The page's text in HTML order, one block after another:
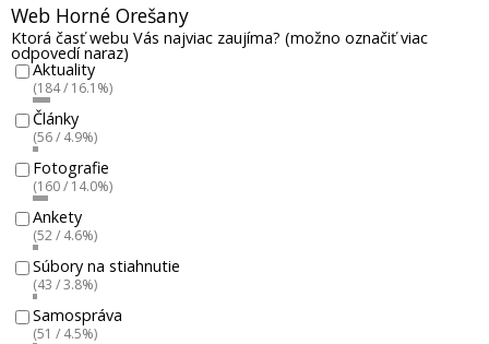
Web Horné Orešany
Ktorá časť webu Vás najviac zaujíma? (možno označiť viac
odpovedí naraz)
Aktuality
(184 / 16.1%)
Články
(56 / 4.9%)
Fotografie
(160 / 14.0%)
Ankety
(52 / 4.6%)
Súbory na stiahnutie
(43 / 3.8%)
Samospráva
(51 / 4.5%)